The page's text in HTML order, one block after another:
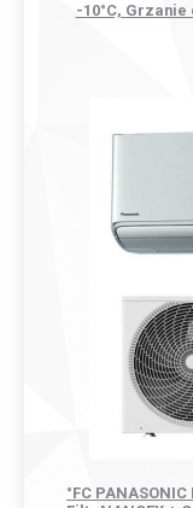
-10°C, Grzanie
°FC PANASONIC